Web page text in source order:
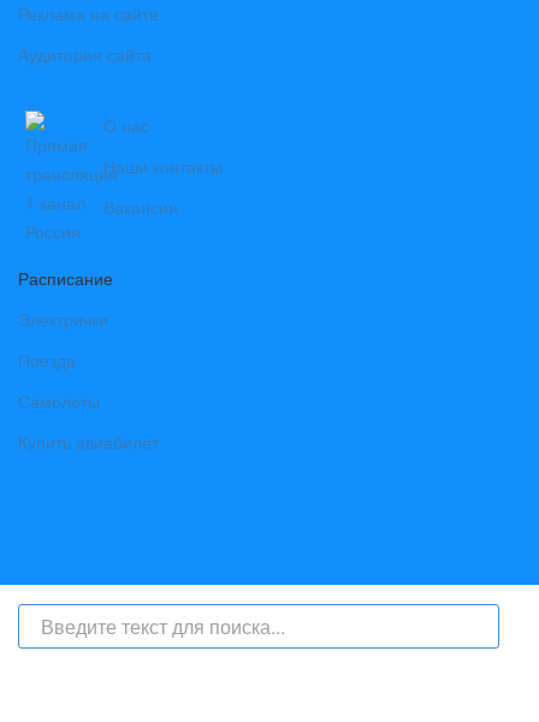
Реклама на сайте
Аудитория сайта
О нас
Наши контакты
Вакансии
Расписание
Электрички
Поезда
Самолеты
Купить авиабилет